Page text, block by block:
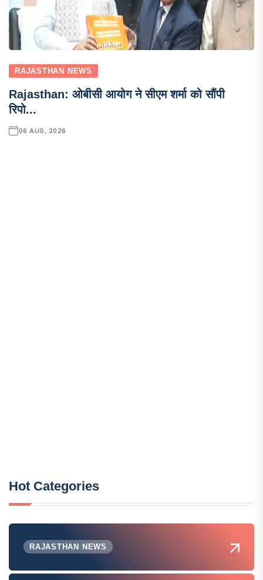
RAJASTHAN NEWS
Rajasthan: ओबीसी आयोग ने सीएम शर्मा को सौंपी
रिपो...
06 AUG, 2026
Hot Categories
RAJASTHAN NEWS